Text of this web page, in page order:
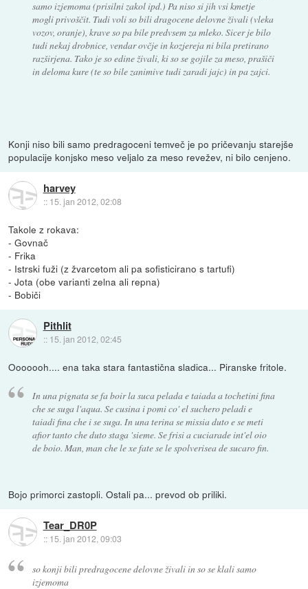
samo izjemoma (prisilni zakol ipd.) Pa niso si jih vsi kmetje
mogli privoščit. Tudi voli so bili dragocene delovne živali (vleka
vozov, oranje), krave so pa bile predvsem za mleko. Sicer je bilo
tudi nekaj drobnice, vendar ovčje in kozjereja ni bila pretirano
razširjena. Tako je so edine živali, ki so se gojile za meso, prašiči
in deloma kure (te so bile zanimive tudi zaradi jajc) in pa zajci.
Konji niso bili samo predragoceni temveč je po pričevanju starejše
populacije konjsko meso veljalo za meso revežev, ni bilo cenjeno.
harvey
:: 15. jan 2012, 02:08
Takole z rokava:
- Govnač
- Frika
- Istrski fuži (z žvarcetom ali pa sofisticirano s tartufi)
- Jota (obe varianti zelna ali repna)
- Bobiči
Pithlit
:: 15. jan 2012, 02:45
Ooooooh.... ena taka stara fantastična sladica... Piranske fritole.
In una pignata se fa boir la suca pelada e taiada a tochetini fina
che se suga l'aqua. Se cusina i pomi co' el suchero peladi e
taiadi fina che i se suga. In una terina se missia duto e se meti
afior tanto che duto staga 'sieme. Se frisi a cuciarade int'el oio
de boio. Man, man che le xe fate se le spolverisea de sucaro fin.
Bojo primorci zastopli. Ostali pa... prevod ob priliki.
Tear_DR0P
:: 15. jan 2012, 09:03
so konji bili predragocene delovne živali in so se klali samo
izjemoma